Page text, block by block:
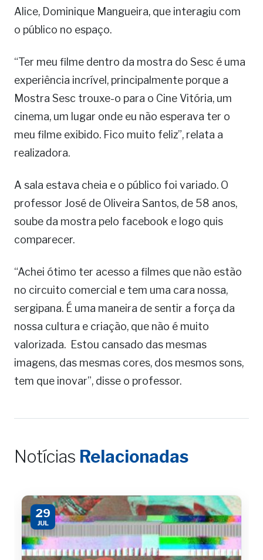
Alice, Dominique Mangueira, que interagiu com
o público no espaço.
“Ter meu filme dentro da mostra do Sesc é uma
experiência incrível, principalmente porque a
Mostra Sesc trouxe-o para o Cine Vitória, um
cinema, um lugar onde eu não esperava ter o
meu filme exibido. Fico muito feliz”, relata a
realizadora.
A sala estava cheia e o público foi variado. O
professor José de Oliveira Santos, de 58 anos,
soube da mostra pelo facebook e logo quis
comparecer.
“Achei ótimo ter acesso a filmes que não estão
no circuito comercial e tem uma cara nossa,
sergipana. É uma maneira de sentir a força da
nossa cultura e criação, que não é muito
valorizada. Estou cansado das mesmas
imagens, das mesmas cores, dos mesmos sons,
tem que inovar”, disse o professor.
Notícias Relacionadas
29
JUL